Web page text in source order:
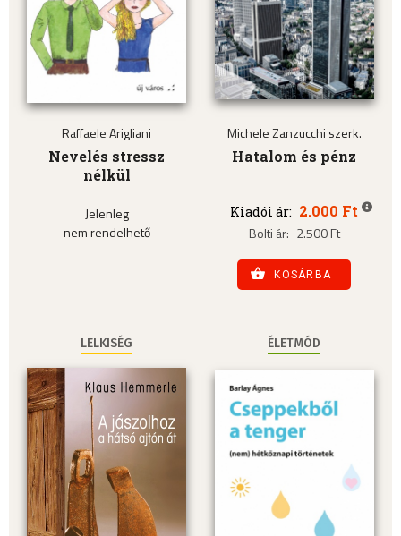
Raffaele Arigliani
Nevelés stressz
nélkül
Jelenleg
nem rendelhető
Michele Zanzucchi szerk.
Hatalom és pénz
Kiadói ár: 2.000 Ft
Bolti ár: 2.500 Ft
KOSÁRBA
LELKISÉG ÉLETMÓD